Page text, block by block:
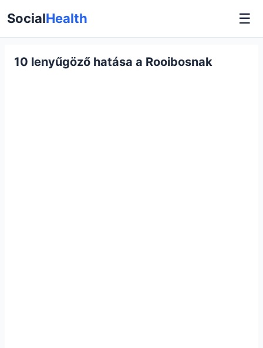
SocialHealth ☰
10 lenyűgöző hatása a Rooibosnak